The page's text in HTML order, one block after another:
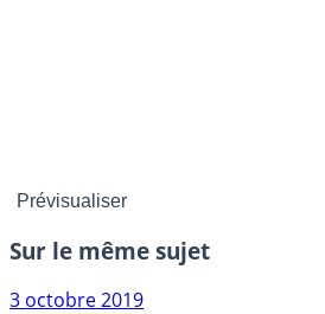
Sur le même sujet